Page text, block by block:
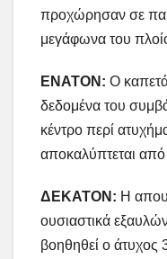
προχώρησαν σε
μεγάφωνα του
ΕΝΑΤΟΝ: Ο
δεδομένα του
κέντρο περί
αποκαλύπτεται από
ΔΕΚΑΤΟΝ: Η
ουσιαστικά
βοηθηθεί ο άτυχος